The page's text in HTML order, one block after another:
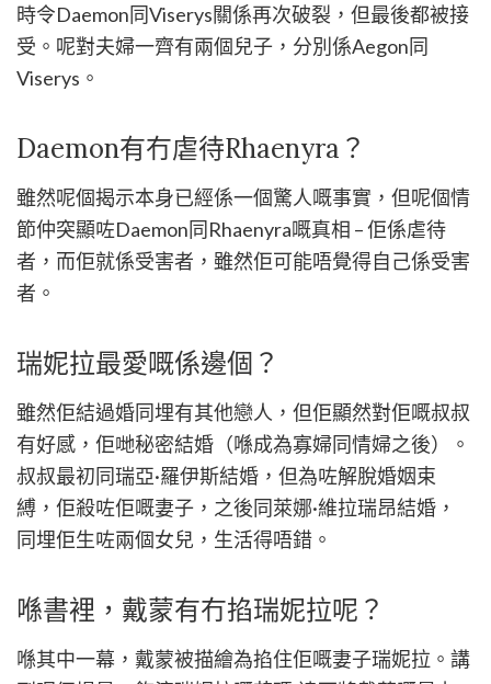
時令Daemon同Viserys關係再次破裂，但最後都被接
受。呢對夫婦一齊有兩個兒子，分別係Aegon同
Viserys。
Daemon有冇虐待Rhaenyra？
雖然呢個揭示本身已經係一個驚人嘅事實，但呢個情
節仲突顯咗Daemon同Rhaenyra嘅真相 – 佢係虐待
者，而佢就係受害者，雖然佢可能唔覺得自己係受害
者。
瑞妮拉最愛嘅係邊個？
雖然佢結過婚同埋有其他戀人，但佢顯然對佢嘅叔叔
有好感，佢哋秘密結婚（喺成為寡婦同情婦之後）。
叔叔最初同瑞亞·羅伊斯結婚，但為咗解脫婚姻束
縛，佢殺咗佢嘅妻子，之後同萊娜·維拉瑞昂結婚，
同埋佢生咗兩個女兒，生活得唔錯。
喺書裡，戴蒙有冇掐瑞妮拉呢？
喺其中一幕，戴蒙被描繪為掐住佢嘅妻子瑞妮拉。講